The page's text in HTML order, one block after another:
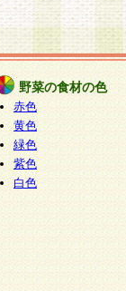
野菜の食材の色
赤色
黄色
緑色
紫色
白色